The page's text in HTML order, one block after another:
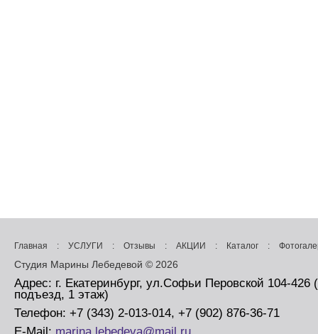
Главная : УСЛУГИ : Отзывы : АКЦИИ : Каталог :
Студия Марины Лебедевой © 2026
Адрес: г. Екатеринбург, ул.Софьи Перовской 104-426
подъезд, 1 этаж)
Телефон: +7 (343) 2-013-014, +7 (902) 876-36-71